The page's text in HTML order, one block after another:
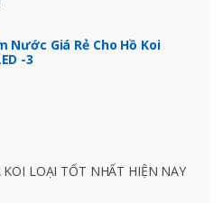
Nước Giá Rẻ Cho Hồ Koi
-3
KOI LOẠI TỐT NHẤT HIỆN NAY